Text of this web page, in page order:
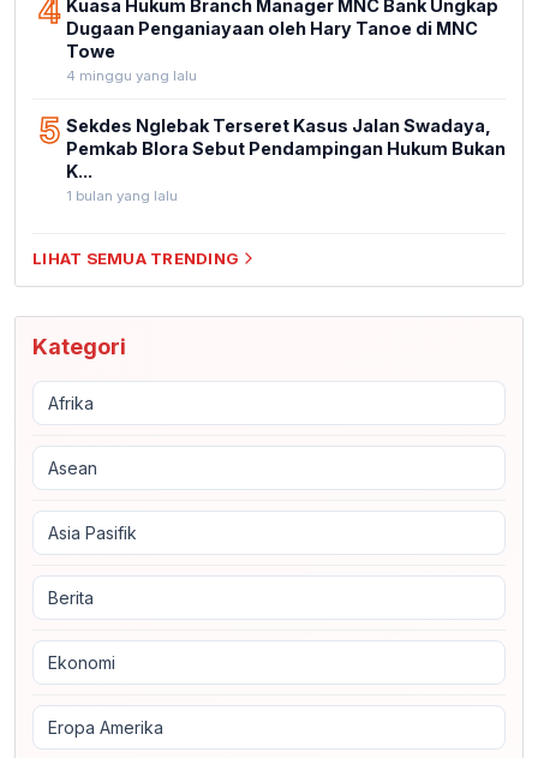
4 Kuasa Hukum Branch Manager MNC Bank Ungkap
Dugaan Penganiayaan oleh Hary Tanoe di MNC
Towe
4 minggu yang lalu
5 Sekdes Nglebak Terseret Kasus Jalan Swadaya,
Pemkab Blora Sebut Pendampingan Hukum Bukan
K...
1 bulan yang lalu
LIHAT SEMUA TRENDING
Kategori
Afrika
Asean
Asia Pasifik
Berita
Ekonomi
Eropa Amerika